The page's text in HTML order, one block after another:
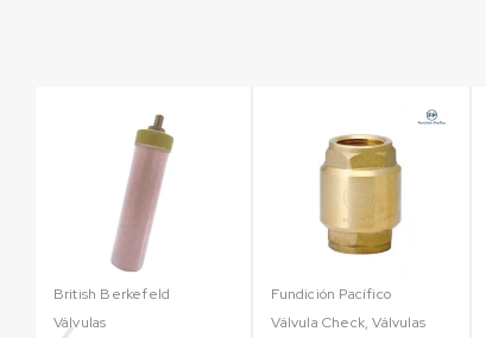
British Berkefeld
Válvulas
Fundición Pacífico
Válvula Check,Válvulas